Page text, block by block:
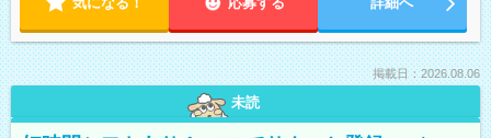
掲載日：2026.08.06
未読